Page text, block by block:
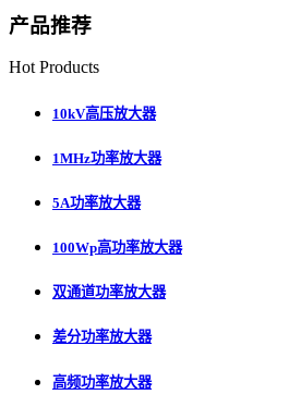
产品推荐
Hot Products
10kV高压放大器
1MHz功率放大器
5A功率放大器
100Wp高功率放大器
双通道功率放大器
差分功率放大器
高频功率放大器